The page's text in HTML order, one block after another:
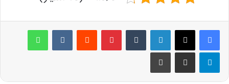
لینکدین ‫تامبلر پینترست‫رددیت ‫VKontakteواتس آپ
تلگرام اشتراک گذاری از طریق ایمیل چاپ